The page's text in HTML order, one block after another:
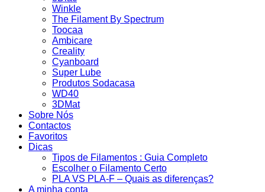
Winkle
The Filament By Spectrum
Toocaa
Ambicare
Creality
Cyanboard
Super Lube
Produtos Sodacasa
WD40
3DMat
Sobre Nós
Contactos
Favoritos
Dicas
Tipos de Filamentos : Guia Completo
Escolher o Filamento Certo
PLA VS PLA-F – Quais as diferenças?
A minha conta